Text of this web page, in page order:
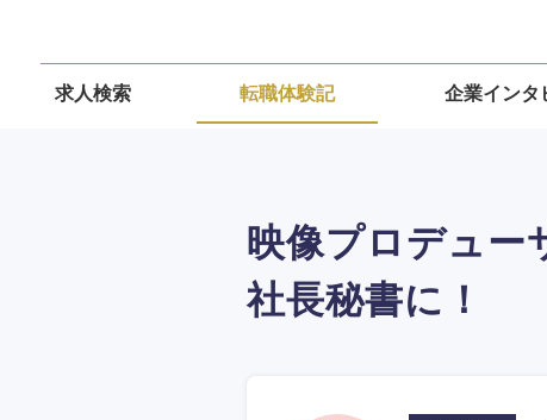
求人検索 転職体験記 企業インタ
映像プロデュー
社長秘書に！